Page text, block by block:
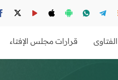
الفتاوى قرارات مجلس الإفتاء